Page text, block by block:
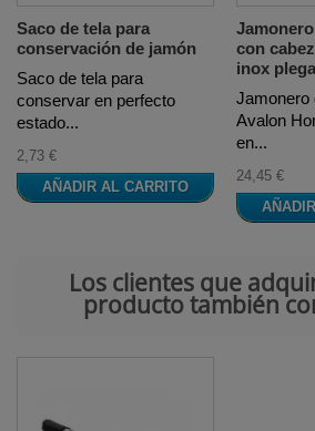
Saco de tela para
conservación de jamón
Saco de tela para
conservar en perfecto
estado...
2,73 €
AÑADIR AL CARRITO
con
inox
Jamonero
Avalon
en...
24,45 €
Los clientes que
producto también